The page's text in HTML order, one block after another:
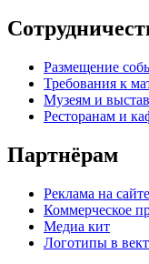
Размещение
Требования к
Музеям и
Ресторанам и
Партнёрам
Реклама на сайте
Коммерческое
Медиа кит
Логотипы в